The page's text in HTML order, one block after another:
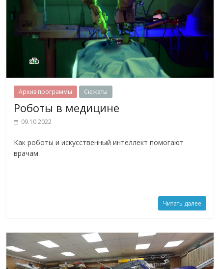
Архив программы Сюжеты
Роботы в медицине
09.10.2022
Как роботы и искусственный интеллект помогают
врачам
Читать далее